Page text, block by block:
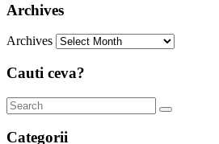
Archives
Archives
Cauti ceva?
Categorii